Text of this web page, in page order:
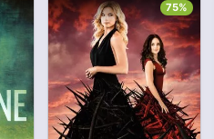
75%